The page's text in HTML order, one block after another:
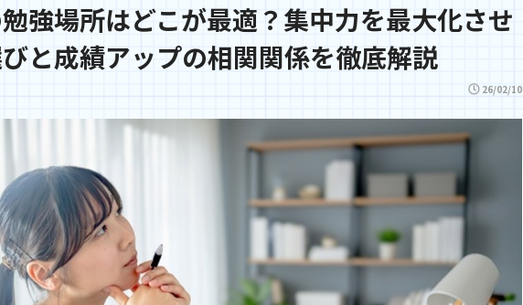
強場所はどこが最適？集中力を最大化させ
と成績アップの相関関係を徹底解説
26/02/10